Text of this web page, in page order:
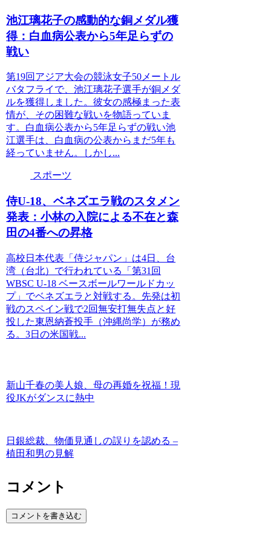
池江璃花子の感動的な銅メダル獲
得：白血病公表から5年足らずの
戦い
第19回アジア大会の競泳女子50メートル
バタフライで、池江璃花子選手が銅メダ
ルを獲得しました。彼女の感極まった表
情が、その困難な戦いを物語っていま
す。白血病公表から5年足らずの戦い池
江選手は、白血病の公表からまだ5年も
経っていません。しかし...
スポーツ
侍U-18、ベネズエラ戦のスタメン
発表：小林の入院による不在と森
田の4番への昇格
高校日本代表「侍ジャパン」は4日、台
湾（台北）で行われている「第31回
WBSC U-18 ベースボールワールドカッ
プ」でベネズエラと対戦する。先発は初
戦のスペイン戦で2回無安打無失点と好
投した東恩納蒼投手（沖縄尚学）が務め
る。3日の米国戦...
新山千春の美人娘、母の再婚を祝福！現
役JKがダンスに熱中
日銀総裁、物価見通しの誤りを認める –
植田和男の見解
コメント
コメントを書き込む